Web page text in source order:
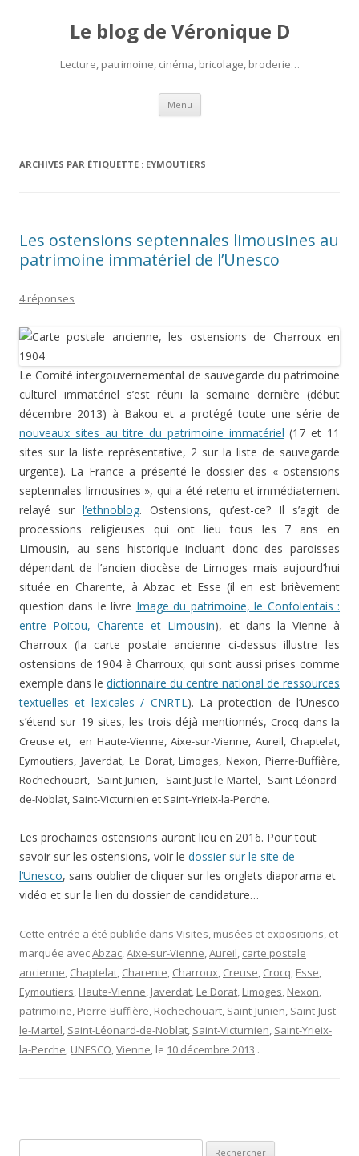
Le blog de Véronique D
Lecture, patrimoine, cinéma, bricolage, broderie…
Menu Aller
contenu
ARCHIVES PAR ÉTIQUETTE : EYMOUTIERS
Les ostensions septennales limousines au
patrimoine immatériel de l’Unesco
4 réponses
Le Comité intergouvernemental de sauvegarde du patrimoine
culturel immatériel s’est réuni la semaine dernière (début
décembre 2013) à Bakou et a protégé toute une série de
nouveaux sites au titre du patrimoine immatériel (17 et 11
sites sur la liste représentative, 2 sur la liste de sauvegarde
urgente). La France a présenté le dossier des « ostensions
septennales limousines », qui a été retenu et immédiatement
relayé sur l’ethnoblog. Ostensions, qu’est-ce? Il s’agit de
processions religieuses qui ont lieu tous les 7 ans en
Limousin, au sens historique incluant donc des paroisses
dépendant de l’ancien diocèse de Limoges mais aujourd’hui
située en Charente, à Abzac et Esse (il en est brièvement
question dans le livre Image du patrimoine, le Confolentais :
entre Poitou, Charente et Limousin), et dans la Vienne à
Charroux (la carte postale ancienne ci-dessus illustre les
ostensions de 1904 à Charroux, qui sont aussi prises comme
exemple dans le dictionnaire du centre national de ressources
textuelles et lexicales / CNRTL). La protection de l’Unesco
s’étend sur 19 sites, les trois déjà mentionnés, Crocq dans la
Creuse et, en Haute-Vienne, Aixe-sur-Vienne, Aureil, Chaptelat,
Eymoutiers, Javerdat, Le Dorat, Limoges, Nexon, Pierre-Buffière,
Rochechouart, Saint-Junien, Saint-Just-le-Martel, Saint-Léonard-
de-Noblat, Saint-Victurnien et Saint-Yrieix-la-Perche.
Les prochaines ostensions auront lieu en 2016. Pour tout
savoir sur les ostensions, voir le dossier sur le site de
l’Unesco, sans oublier de cliquer sur les onglets diaporama et
vidéo et sur le lien du dossier de candidature…
Cette entrée a été publiée dans Visites, musées et expositions, et
marquée avecAbzac,Aixe-sur-Vienne,Aureil, carte postale
ancienne, Chaptelat, Charente, Charroux, Creuse, Crocq, Esse,
Eymoutiers, Haute-Vienne, Javerdat, Le Dorat, Limoges, Nexon,
patrimoine, Pierre-Buffière, Rochechouart, Saint-Junien, Saint-Just-
le-Martel, Saint-Léonard-de-Noblat, Saint-Victurnien, Saint-Yrieix-
la-Perche, UNESCO,Vienne, le 10 décembre 2013 .